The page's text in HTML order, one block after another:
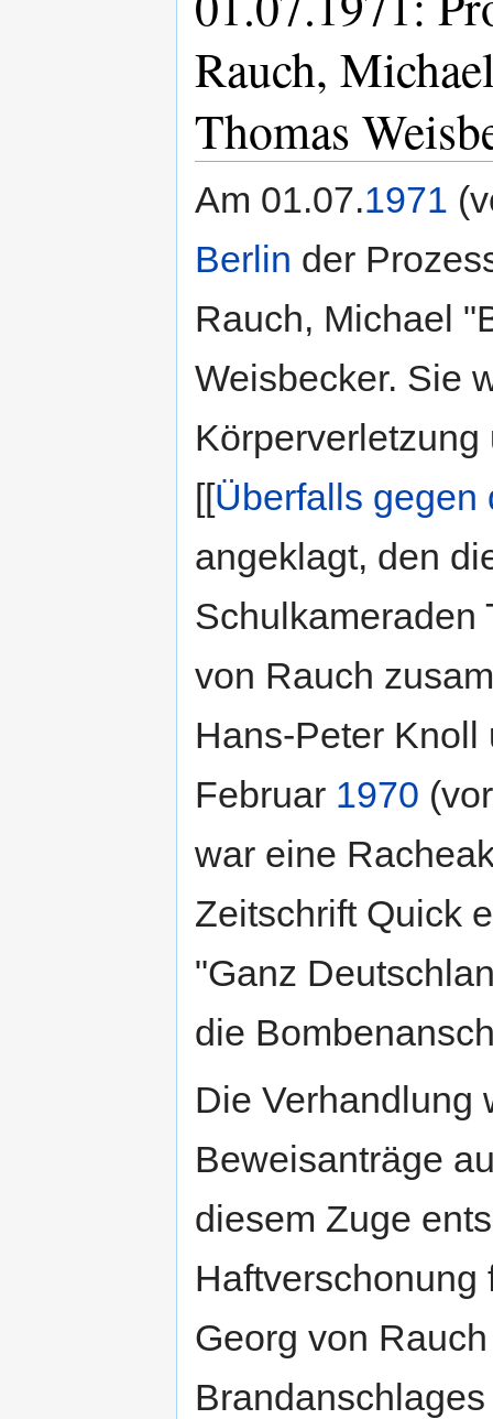
Rauch,
Thomas
Am 01.07.1971
Berlin der
Rauch, Michael
Weisbecker. Sie
[[Überfalls gegen
angeklagt, den
Schulkameraden
von Rauch
Hans-Peter Knoll
Februar 1970
war eine
Zeitschrift Quick
"Ganz
die
Die Verhandlung
Beweisanträge
diesem Zuge
Haftverschonung
Georg von